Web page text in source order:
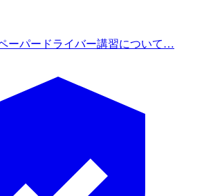
ーパードライバー講習について…